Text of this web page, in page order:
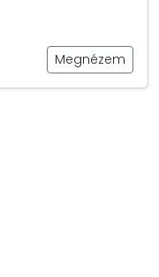
Megnézem